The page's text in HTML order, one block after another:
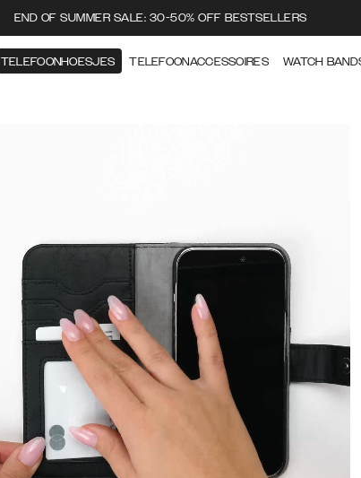
END OF SUMMER SALE: 30-50% OFF BESTSELLERS
TELEFOONHOESJES TELEFOONACCESSOIRES WATCH